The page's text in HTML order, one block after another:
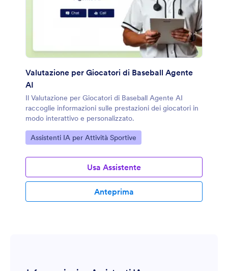
Valutazione per Giocatori di Baseball Agente
AI
Il Valutazione per Giocatori di Baseball Agente AI
raccoglie informazioni sulle prestazioni dei giocatori in
modo interattivo e personalizzato.
Vai alla Categoria:
Assistenti IA per Attività Sportive
Usa Assistente
Anteprima